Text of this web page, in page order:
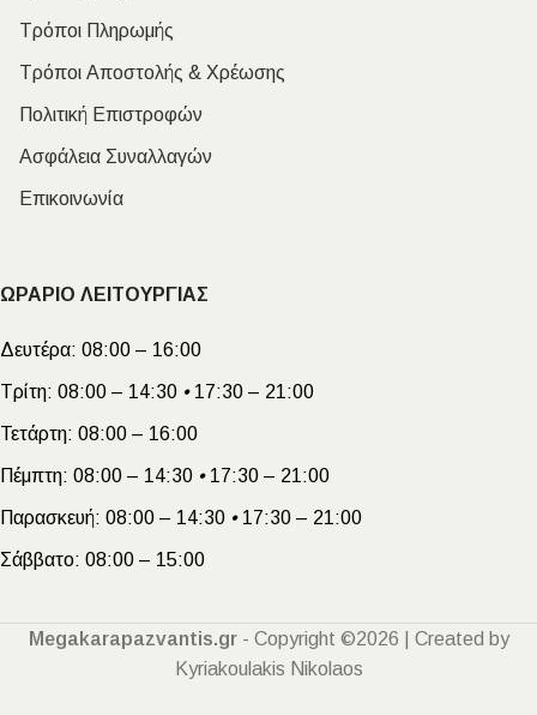
Τρόποι Πληρωμής
Τρόποι Αποστολής & Χρέωσης
Πολιτική Επιστροφών
Ασφάλεια Συναλλαγών
Επικοινωνία
ΩΡΑΡΙΟ ΛΕΙΤΟΥΡΓΙΑΣ
Δευτέρα: 08:00 – 16:00
Τρίτη: 08:00 – 14:30 •17:30 – 21:00
Τετάρτη: 08:00 – 16:00
Πέμπτη: 08:00 – 14:30 •17:30 – 21:00
Παρασκευή: 08:00 – 14:30 •17:30 – 21:00
Σάββατο: 08:00 – 15:00
Megakarapazvantis.gr- Copyright ©2026 | Created by
Kyriakoulakis Nikolaos